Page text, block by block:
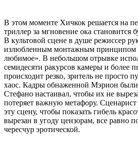
В этом моменте Хичкок решается на
триллер за мгновение ока становится
В культовой сцене в душе режиссер
излюбленным монтажным принципом
любимое». В небольшом отрывке
семидесяти ракурсов камеры и более
происходит резко, зритель не просто
хаос. Кадры обнаженной Мэрион
Стефано настаивал, чтобы их не
потеряет важную метафору. Сценарист
эту сцену, чтобы показать гибель
вырезан в угоду цензорам, все равно
чересчур эротической.